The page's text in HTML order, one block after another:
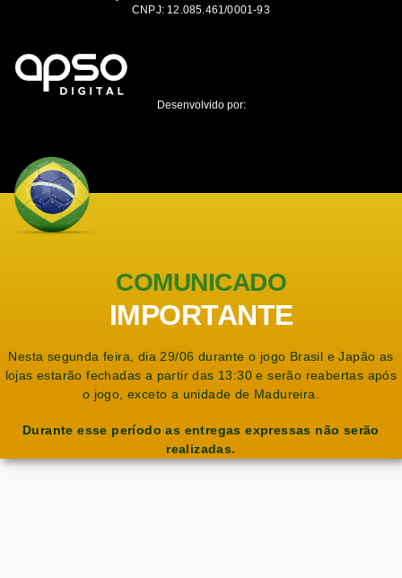
CNPJ: 12.085.461/0001-93
Desenvolvido por:
COMUNICADO
IMPORTANTE
Nesta segunda feira, dia 29/06 durante o jogo Brasil e Japão as
lojas estarão fechadas a partir das 13:30 e serão reabertas após
o jogo, exceto a unidade de Madureira.
Durante esse período as entregas expressas não serão
realizadas.